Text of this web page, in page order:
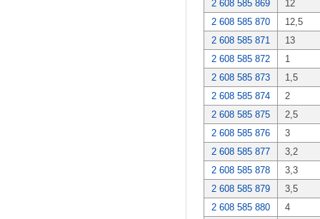
2 608 585 869
12
2 608 585 870
12,5
2 608 585 871
13
2 608 585 872
1
2 608 585 873
1,5
2 608 585 874
2
2 608 585 875
2,5
2 608 585 876
3
2 608 585 877
3,2
2 608 585 878
3,3
2 608 585 879
3,5
2 608 585 880
4